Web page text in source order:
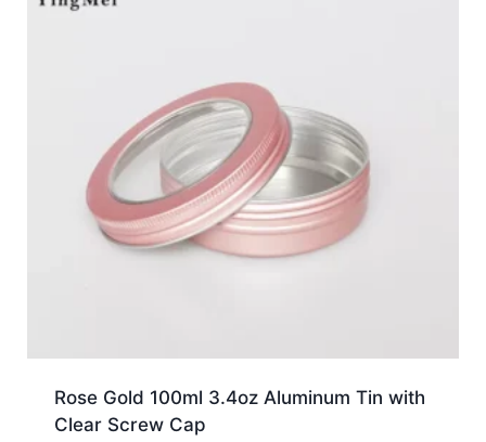
Rose Gold 100ml 3.4oz Aluminum Tin with
Clear Screw Cap